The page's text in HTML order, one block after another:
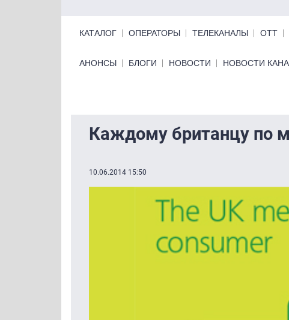
КАТАЛОГ ОПЕРАТОРЫ ТЕЛЕКАНАЛЫ ОТТ
Primary links bottom
АНОНСЫ БЛОГИ НОВОСТИ НОВОСТИ
Каждому британцу по
10.06.2014 15:50